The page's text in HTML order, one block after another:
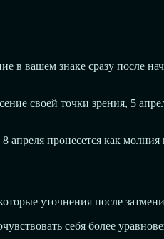
вашем знаке сразу после
своей точки зрения, 5
пронесется как
уточнения после
себя более